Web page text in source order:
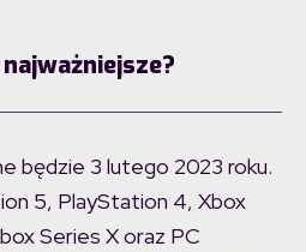
będzie 3 lutego 2023 roku.
5, PlayStation 4, Xbox
Series X oraz PC